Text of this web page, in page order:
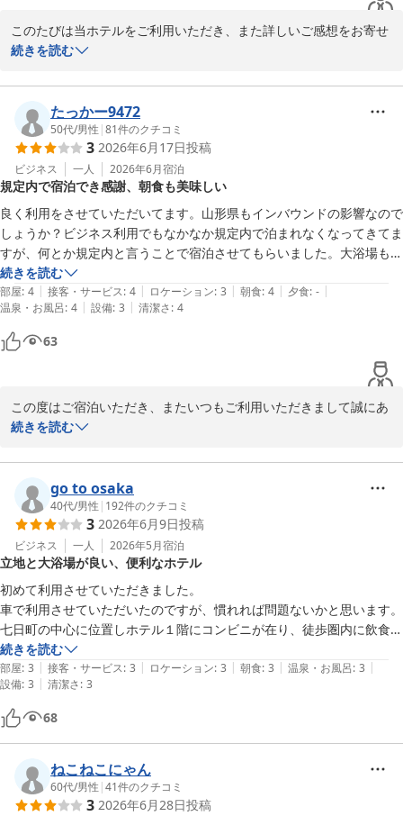
りますので、またお近くへお越しの際はぜひご利用いただけますと
幸いです。スタッフ一同、心よりお待ちしております。
山形七日町ワシントンホテル
2026-07-26
このたびは当ホテルをご利用いただき、また詳しいご感想をお寄せ
いただき誠にありがとうございます。
大浴場や館内設備、周辺のコンビニや商業施設など、立地や利便性
についてご満足いただけたとのこと、大変嬉しく拝読いたしまし
た。また、お部屋では空気清浄機により快適にお過ごしいただけた
とのお言葉もありがとうございます。
一方で、共用廊下やエレベーター付近のたばこの臭いにつきまして
は、ご不快な思いをおかけし申し訳ございませんでした。お寄せい
ただいたご意見を真摯に受け止め、巡回時の確認や消臭対応の強化
など、より快適な館内環境づくりに努めてまいります。
貴重なご意見をお寄せいただきありがとうございました。よりご満
足いただけるホテルを目指して改善に努めてまいりますので、また
山形七日町ワシントンホテル
続きを読む
たっかー9472
50代/男性 |81件のクチコミ
3 2026年6月17日投稿
ビジネス 一人 2026年6月宿泊
規定内で宿泊でき感謝、朝食も美味しい
良く利用をさせていただいてます。山形県もインバウンドの影響なので
しょうか？ビジネス利用でもなかなか規定内で泊まれなくなってきてま
すが、何とか規定内と言うことで宿泊させてもらいました。大浴場もら
あり、朝食も美味しいので重宝します。これからも価格の維持をお願い
します。
続きを読む
部屋: 4 | 接客・サービス: 4 | ロケーション: 3 | 朝食: 4 | 夕食: - |
温泉・お風呂: 4 | 設備: 3 | 清潔さ: 4
63
この度はご宿泊いただき、またいつもご利用いただきまして誠にあ
りがとうございます。
大浴場や朝食についてお褒めの言葉をいただき、大変嬉しく拝読い
たしました。快適にお過ごしいただけたご様子を伺い、スタッフ一
同の励みとなっております。
昨今はさまざまな要因により宿泊料金が変動しやすい状況ではござ
いますが、そのような中でも当館をお選びいただき、「規定内で宿
泊できた」とのお言葉をいただけましたことを光栄に存じます。
今後も皆様にご満足いただけるサービスと、できる限りご利用いた
だきやすい料金の維持に努めてまいります。
また山形へお越しの際は、ぜひ当館をご利用くださいませ。スタッ
フ一同、心よりお待ちしております。
山形七日町ワシントンホテル
続きを読む
go to osaka
40代/男性 | 192件のクチコミ
3 2026年6月9日投稿
ビジネス 一人 2026年5月宿泊
立地と大浴場が良い、便利なホテル
初めて利用させていただきました。
車で利用させていただいたのですが、慣れれば問題ないかと思います。
七日町の中心に位置しホテル１階にコンビニが在り、徒歩圏内に飲食店
も多く便利な立地です。
大浴場も旅館に泊まっているような雰囲気で私は好きです。
また山形市内の出張で利用させていただきます。
続きを読む
部屋: 3 | 接客・サービス: 3 | ロケーション: 3 | 朝食: 3 | 温泉・お風呂: 3 |
設備: 3 | 清潔さ: 3
68
ねこねこにゃん
60代/男性 |41件のクチコミ
3 2026年6月28日投稿